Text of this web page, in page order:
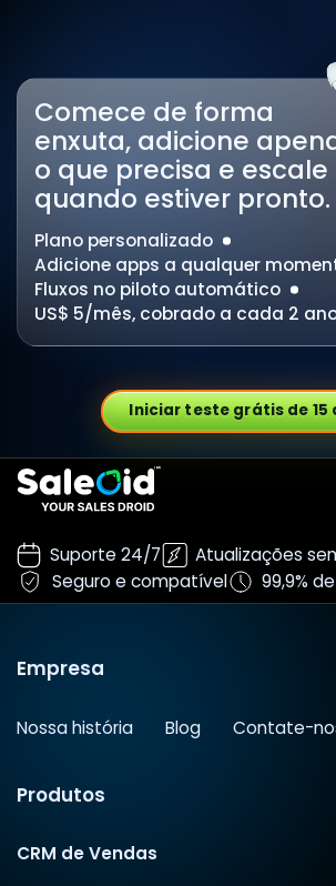
Comece de forma
enxuta, adicione
o que precisa e escale
quando estiver pronto.
Plano personalizado
Adicione apps a qualquer
Fluxos no piloto automático
US$ 5/mês, cobrado a cada 2
Iniciar teste grátis de 15
Suporte 24/7
Atualizações
Seguro e compatível
99,9%
Empresa
Nossa história Blog Contate-
Produtos
CRM de Vendas